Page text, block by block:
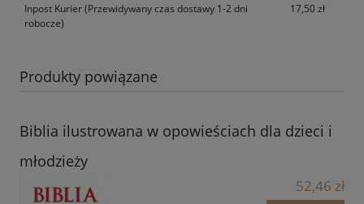
Inpost Kurier(Przewidywany czas dostawy 1-2 dni
robocze)
17,50 zł
Produkty powiązane
Biblia ilustrowana w opowieściach dla dzieci i
młodzieży
52,46 zł